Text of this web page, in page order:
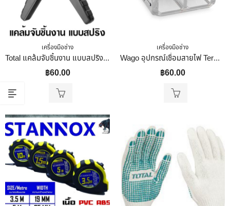
เครื่องมือช่าง
Total แคล้มจับชิ้นงาน แบบสปริง ขนาด 4 นิ้ว รุ่น THT13342 ( Spring Clamp ) ขนาด 4 นิ้ว
฿60.00
เครื่องมือช่าง
Wago อุปกรณ์เชื่อมสายไฟ Terminal Connecter 2ช่อง 4มม. ของแท้ 100%
฿60.00